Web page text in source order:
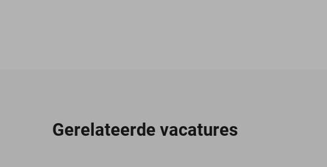
Gerelateerde vacatures